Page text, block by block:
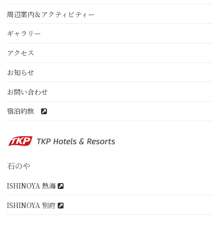
周辺案内＆アクティビティー
ギャラリー
アクセス
お知らせ
お問い合わせ
宿泊約款
石のや
ISHINOYA 熱海
ISHINOYA 別府